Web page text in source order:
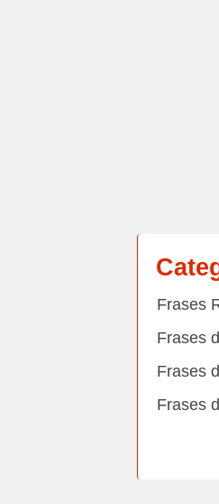
Frases
Frases
Frases
Frases